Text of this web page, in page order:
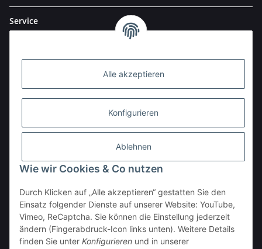
Alle akzeptieren
Konfigurieren
Ablehnen
Wie wir Cookies & Co nutzen
Durch Klicken auf „Alle akzeptieren“ gestatten Sie den
Einsatz folgender Dienste auf unserer Website: YouTube,
Vimeo, ReCaptcha. Sie können die Einstellung jederzeit
ändern (Fingerabdruck-Icon links unten). Weitere Details
finden Sie unter Konfigurieren und in unserer
Service
BESTELLHOTLINE:
(0 23 03) 983 77 27
Vertrag widerrufen